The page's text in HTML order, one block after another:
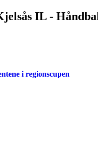
IL -
i regionscupen